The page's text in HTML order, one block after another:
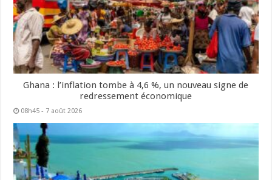
Ghana : l’inflation tombe à 4,6 %, un nouveau signe de
redressement économique
08h45 - 7 août 2026